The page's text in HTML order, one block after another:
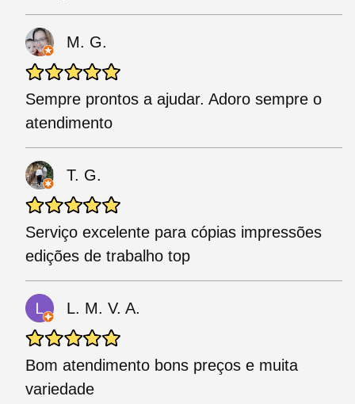
M. G.
Sempre prontos a ajudar. Adoro sempre o
atendimento
T. G.
Serviço excelente para cópias impressões
edições de trabalho top
L. M. V. A.
Bom atendimento bons preços e muita
variedade